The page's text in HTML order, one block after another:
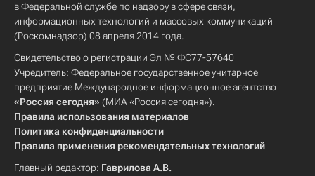
в Федеральной службе по надзору в сфере связи,
информационных технологий и массовых коммуникаций
(Роскомнадзор) 08 апреля 2014 года.
Свидетельство о регистрации Эл № ФС77-57640
Учредитель: Федеральное государственное унитарное
предприятие Международное информационное агентство
«Россия сегодня» (МИА «Россия сегодня»).
Правила использования материалов
Политика конфиденциальности
Правила применения рекомендательных технологий
Главный редактор: Гаврилова А.В.